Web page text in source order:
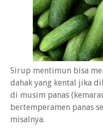
Sirup mentimun bisa
dahak yang kental jika
di musim panas
bertemperamen panas
misalnya.